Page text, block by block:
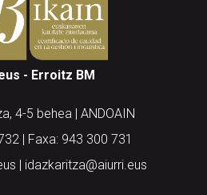
- Erroitz BM
4-5 behea | ANDOAIN
| Faxa: 943 300 731
| idazkaritza@aiurri.eus